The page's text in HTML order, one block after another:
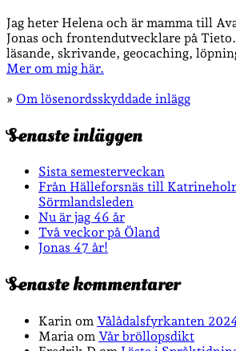
Jag heter Helena och är mamma till
Jonas och frontendutvecklare på
läsande, skrivande, geocaching,
Mer om mig här.
» Om lösenordsskyddade inlägg
Senaste inläggen
Sista semesterveckan
Från Hälleforsnäs till
Sörmlandsleden
Nu är jag 46 år
Två veckor på Öland
Jonas 47 år!
Senaste kommentarer
Karin om Vålådalsfyrkanten
Maria om Vår bröllopsdikt